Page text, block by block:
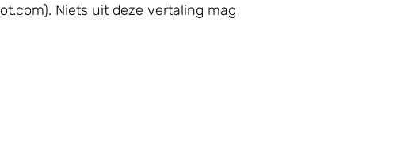
Niets uit deze vertaling mag